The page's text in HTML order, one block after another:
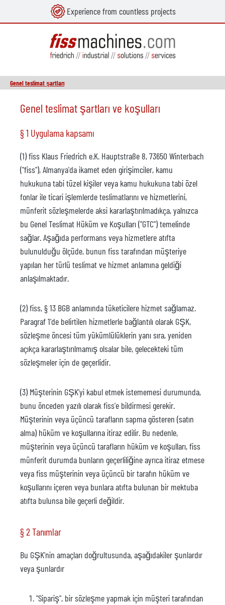
Experience from countless projects
Genel teslimat şartları
Genel teslimat şartları ve koşulları
§ 1 Uygulama kapsamı
(1) fiss Klaus Friedrich e.K. Hauptstraße 8, 73650 Winterbach
("fiss"), Almanya'da ikamet eden girişimciler, kamu
hukukuna tabi tüzel kişiler veya kamu hukukuna tabi özel
fonlar ile ticari işlemlerde teslimatlarını ve hizmetlerini,
münferit sözleşmelerde aksi kararlaştırılmadıkça, yalnızca
bu Genel Teslimat Hüküm ve Koşulları ("GTC") temelinde
sağlar. Aşağıda performans veya hizmetlere atıfta
bulunulduğu ölçüde, bunun fiss tarafından müşteriye
yapılan her türlü teslimat ve hizmet anlamına geldiği
anlaşılmaktadır.
(2) fiss, § 13 BGB anlamında tüketicilere hizmet sağlamaz.
Paragraf 1'de belirtilen hizmetlerle bağlantılı olarak GŞK,
sözleşme öncesi tüm yükümlülüklerin yanı sıra, yeniden
açıkça kararlaştırılmamış olsalar bile, gelecekteki tüm
sözleşmeler için de geçerlidir.
(3) Müşterinin GŞK'yi kabul etmek istememesi durumunda,
bunu önceden yazılı olarak fiss'e bildirmesi gerekir.
Müşterinin veya üçüncü tarafların sapma gösteren (satın
alma) hüküm ve koşullarına itiraz edilir. Bu nedenle,
müşterinin veya üçüncü tarafların hüküm ve koşulları, fiss
münferit durumda bunların geçerliliğine ayrıca itiraz etmese
veya fiss müşterinin veya üçüncü bir tarafın hüküm ve
koşullarını içeren veya bunlara atıfta bulunan bir mektuba
atıfta bulunsa bile geçerli değildir.
§ 2 Tanımlar
Bu GŞK'nin amaçları doğrultusunda, aşağıdakiler şunlardır
veya şunlardır
"Sipariş", bir sözleşme yapmak için müşteri tarafından